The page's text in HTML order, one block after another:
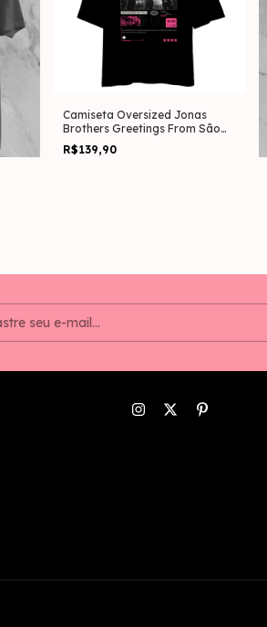
Camiseta Oversized Jonas
Brothers Greetings From São
Paulo 13.05
R$139,90